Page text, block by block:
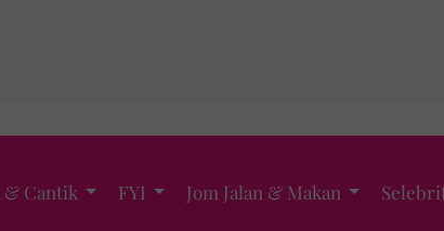
& Cantik FYI Jom Jalan & Makan